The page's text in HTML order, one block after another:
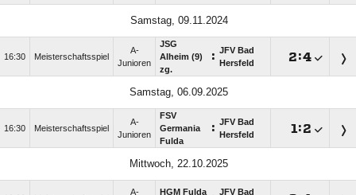
Samstag, 09.11.2024
16:30 Meisterschaftsspiel
A-
Junioren
JSG
Alheim (9)
zg.
: JFV Bad
Hersfeld
:
Samstag, 06.09.2025
16:30 Meisterschaftsspiel
A-
Junioren
FSV
Germania
Fulda
: JFV Bad
Hersfeld
:
Mittwoch, 22.10.2025
A-
HGM Fulda
JFV Bad